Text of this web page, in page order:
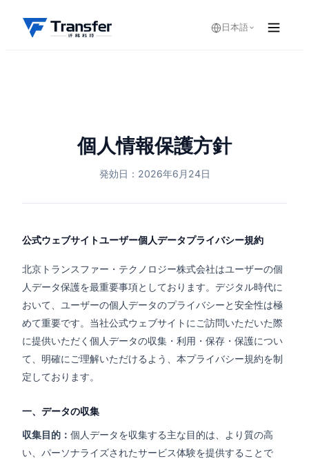
日本語
個人情報保護方針
発効日：2026年6月24日
公式ウェブサイトユーザー個人データプライバシー規約
北京トランスファー・テクノロジー株式会社はユーザーの個
人データ保護を最重要事項としております。デジタル時代に
おいて、ユーザーの個人データのプライバシーと安全性は極
めて重要です。当社公式ウェブサイトにご訪問いただいた際
に提供いただく個人データの収集・利用・保存・保護につい
て、明確にご理解いただけるよう、本プライバシー規約を制
定しております。
一、データの収集
収集目的： 個人データを収集する主な目的は、より質の高
い、パーソナライズされたサービス体験を提供することで